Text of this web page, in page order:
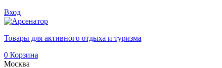
Вход
Товары для активного отдыха и туризма
0 Корзина
Москва